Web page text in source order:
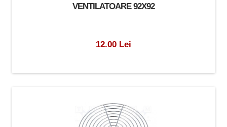
VENTILATOARE 92X92
12.00 Lei